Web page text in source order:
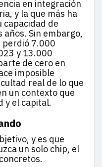
en integración
y la que más ha
de
Sin embargo,
perdió 7.000
y 13.000
de cero en
imposible
real de lo que
un contexto que
y el capital.
y es que
un solo chip, el